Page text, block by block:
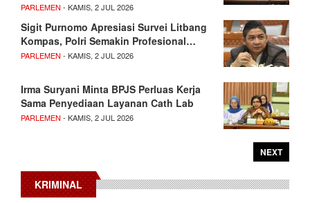
PARLEMEN - KAMIS, 2 JUL 2026
Sigit Purnomo Apresiasi Survei Litbang
Kompas, Polri Semakin Profesional…
PARLEMEN - KAMIS, 2 JUL 2026
Irma Suryani Minta BPJS Perluas Kerja
Sama Penyediaan Layanan Cath Lab
PARLEMEN - KAMIS, 2 JUL 2026
NEXT
KRIMINAL